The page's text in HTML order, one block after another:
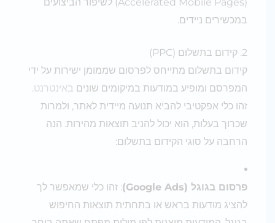
במכשירים ניידים.
קידום בתשלום מתייחס לפרסום שממומן ישירות על ידי
המפרסם ומופיע במודעות במיקומים שוניםבאינטרנט.
זהו כלי אפקטיבי להביא תנועה מיידית לאתר, ולמרות
שכרוך בעלות, הוא יכול להניב תוצאות מהירות. הנה
הרחבה על סוגי הקידום בתשלום:
פרסום בגוגל (Google Ads)
: זהו כלי שמאפשר לך
להציג מודעות בראש או בתחתית תוצאות החיפוש